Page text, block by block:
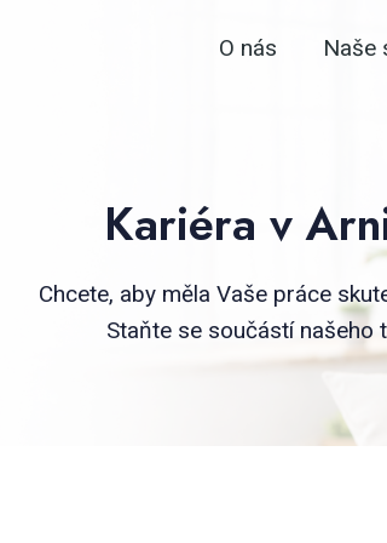
O nás Naše
Kariéra v
Chcete, aby měla Vaše práce
Staňte se součástí našeho